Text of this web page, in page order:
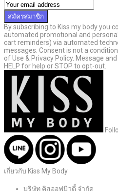
สมัครสมาชิก
By subscribing to Kiss my body you
automated promotional and
cart reminders) via automated
messages. Consent is not a
of Use & Privacy Policy. Message
HELP for help or STOP to opt-out.
เกี่ยวกับ Kiss My Body
บริษัท คิสออฟบิวตี้ จำกัด